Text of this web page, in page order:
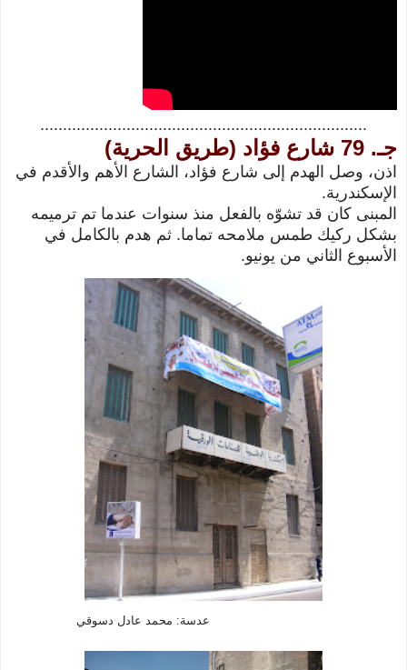
........................................................................
جـ. 79 شارع فؤاد (طريق الحرية)
اذن، وصل الهدم إلى شارع فؤاد، الشارع الأهم والأقدم في
الإسكندرية.
المبنى كان قد تشوّه بالفعل منذ سنوات عندما تم ترميمه
بشكل ركيك طمس ملامحه تماما. ثم هدم بالكامل في
الأسبوع الثاني من يونيو.
عدسة: محمد عادل دسوقي